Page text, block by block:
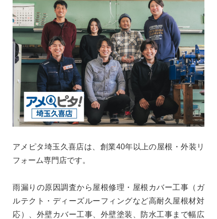
アメピタ埼玉久喜店は、創業40年以上の屋根・外装リ
フォーム専門店です。
雨漏りの原因調査から屋根修理・屋根カバー工事（ガ
ルテクト・ディーズルーフィングなど高耐久屋根材対
応）、外壁カバー工事、外壁塗装、防水工事まで幅広